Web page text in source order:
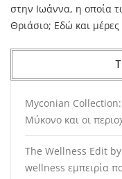
στην Ιωάννα, η οποία
Θριάσιο; Εδώ και
Myconian
Μύκονο και οι
The Wellness Edit
wellness εμπειρία